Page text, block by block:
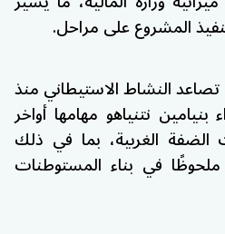
المشروع على مراحل.
تصاعد النشاط الاستيطاني منذ
بنيامين نتنياهو مهامها أواخر
في بناء المستوطنات